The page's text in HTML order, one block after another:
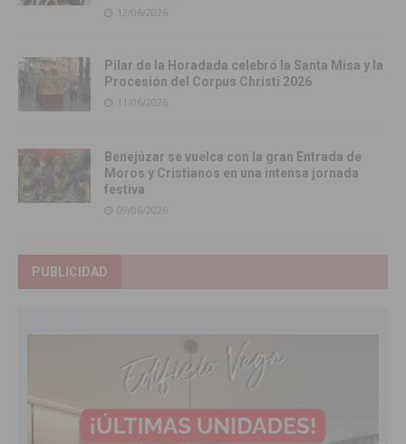
12/06/2026
Pilar de la Horadada celebró la Santa Misa y la
Procesión del Corpus Christi 2026
11/06/2026
Benejúzar se vuelca con la gran Entrada de
Moros y Cristianos en una intensa jornada
festiva
09/06/2026
PUBLICIDAD